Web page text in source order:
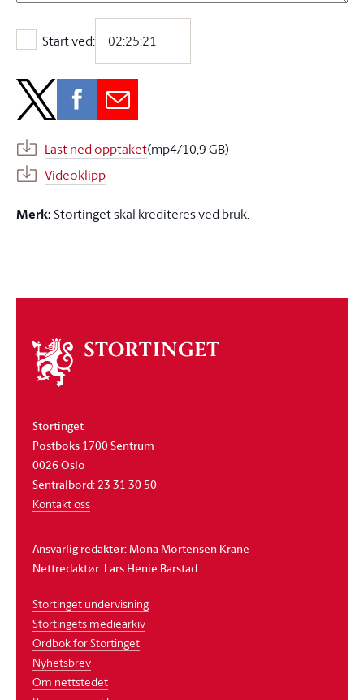
Start ved:
Start ved:
Last ned opptaket(mp4/10,9 GB)
Videoklipp
Merk:Stortinget skal krediteres ved bruk.
Om
stortinget
Stortinget
Postboks 1700 Sentrum
0026 Oslo
Sentralbord: 23 31 30 50
Kontakt oss
Ansvarlig redaktør: Mona Mortensen Krane
Nettredaktør: Lars Henie Barstad
Stortinget undervisning
Stortingets mediearkiv
Ordbok for Stortinget
Nyhetsbrev
Om nettstedet